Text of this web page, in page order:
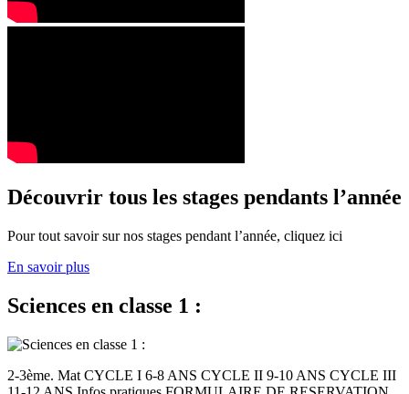
Découvrir tous les stages pendants l’année
Pour tout savoir sur nos stages pendant l’année, cliquez ici
En savoir plus
Sciences en classe 1 :
2-3ème. Mat CYCLE I 6-8 ANS CYCLE II 9-10 ANS CYCLE III